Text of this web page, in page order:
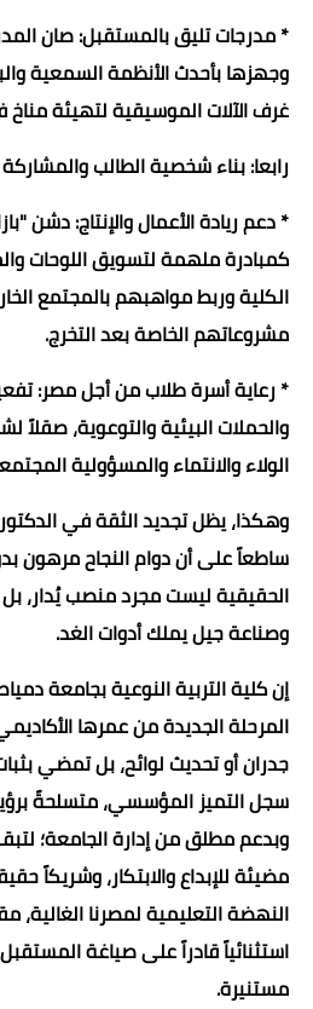
* مدرجات تليق بالمستقبل: صان
وجهزها بأحدث الأنظمة السمعية
غرف الآلات الموسيقية لتهيئة
رابعا: بناء شخصية الطالب
* دعم ريادة الأعمال والإنتاج: دشن
كمبادرة ملهمة لتسويق اللوحات
الكلية وربط مواهبهم بالمجتمع
مشروعاتهم الخاصة بعد التخرج.
* رعاية أسرة طلاب من أجل مصر:
والحملات البيئية والتوعوية،
الولاء والانتماء والمسؤولية
وهكذا، يظل تجديد الثقة في
ساطعاً على أن دوام النجاح مرهون
الحقيقية ليست مجرد منصب يُدار، بل
وصناعة جيل يملك أدوات الغد.
إن كلية التربية النوعية بجامعة
المرحلة الجديدة من عمرها
جدران أو تحديث لوائح، بل تمضي
سجل التميز المؤسسي، متسلحةً
وبدعم مطلق من إدارة الجامعة؛
مضيئة للإبداع والابتكار، وشريكاً
النهضة التعليمية لمصرنا الغالية،
استثنائياً قادراً على صياغة
مستنيرة.